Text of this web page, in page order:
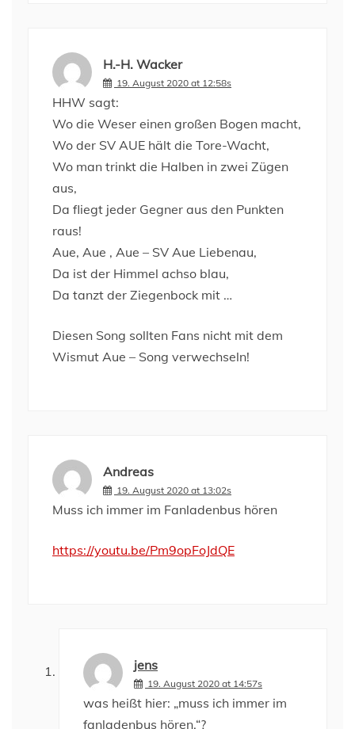
H.-H. Wacker
19. August 2020 at 12:58s
HHW sagt:
Wo die Weser einen großen Bogen macht,
Wo der SV AUE hält die Tore-Wacht,
Wo man trinkt die Halben in zwei Zügen
aus,
Da fliegt jeder Gegner aus den Punkten
raus!
Aue, Aue , Aue – SV Aue Liebenau,
Da ist der Himmel achso blau,
Da tanzt der Ziegenbock mit …
Diesen Song sollten Fans nicht mit dem
Wismut Aue – Song verwechseln!
Andreas
19. August 2020 at 13:02s
Muss ich immer im Fanladenbus hören
https://youtu.be/Pm9opFoJdQE
jens
19. August 2020 at 14:57s
was heißt hier: „muss ich immer im
fanladenbus hören.“?